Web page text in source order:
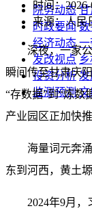
院务动态 甘
时政要闻 数
经济动态 一
发改视点
投资分析 发
监测预测 文
时间：
来源：人民
深夜，一家
瞬间传至甘肃庆
“存数据”到“炼数
产业园区正加快
海量词元奔
东到河西，黄土
2024年9月